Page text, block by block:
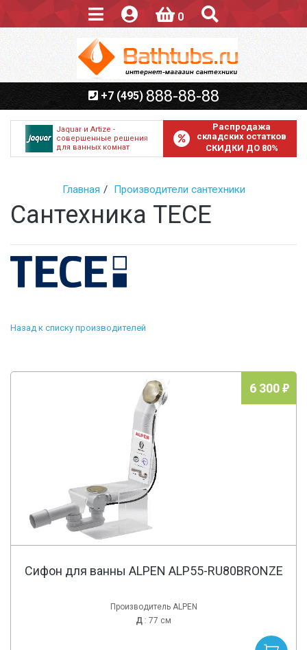
0
+7 (495) 888-88-88
Распродажа
складских остатков
СКИДКИ ДО 80%
Jaquar и Artize -
совершенные решения
для ванных комнат
Главная Производители сантехники
Сантехника TECE
Назад к списку производителей
6 300
Сифон для ванны ALPEN ALP55-RU80BRONZE
Производитель ALPEN
Д : 77 см